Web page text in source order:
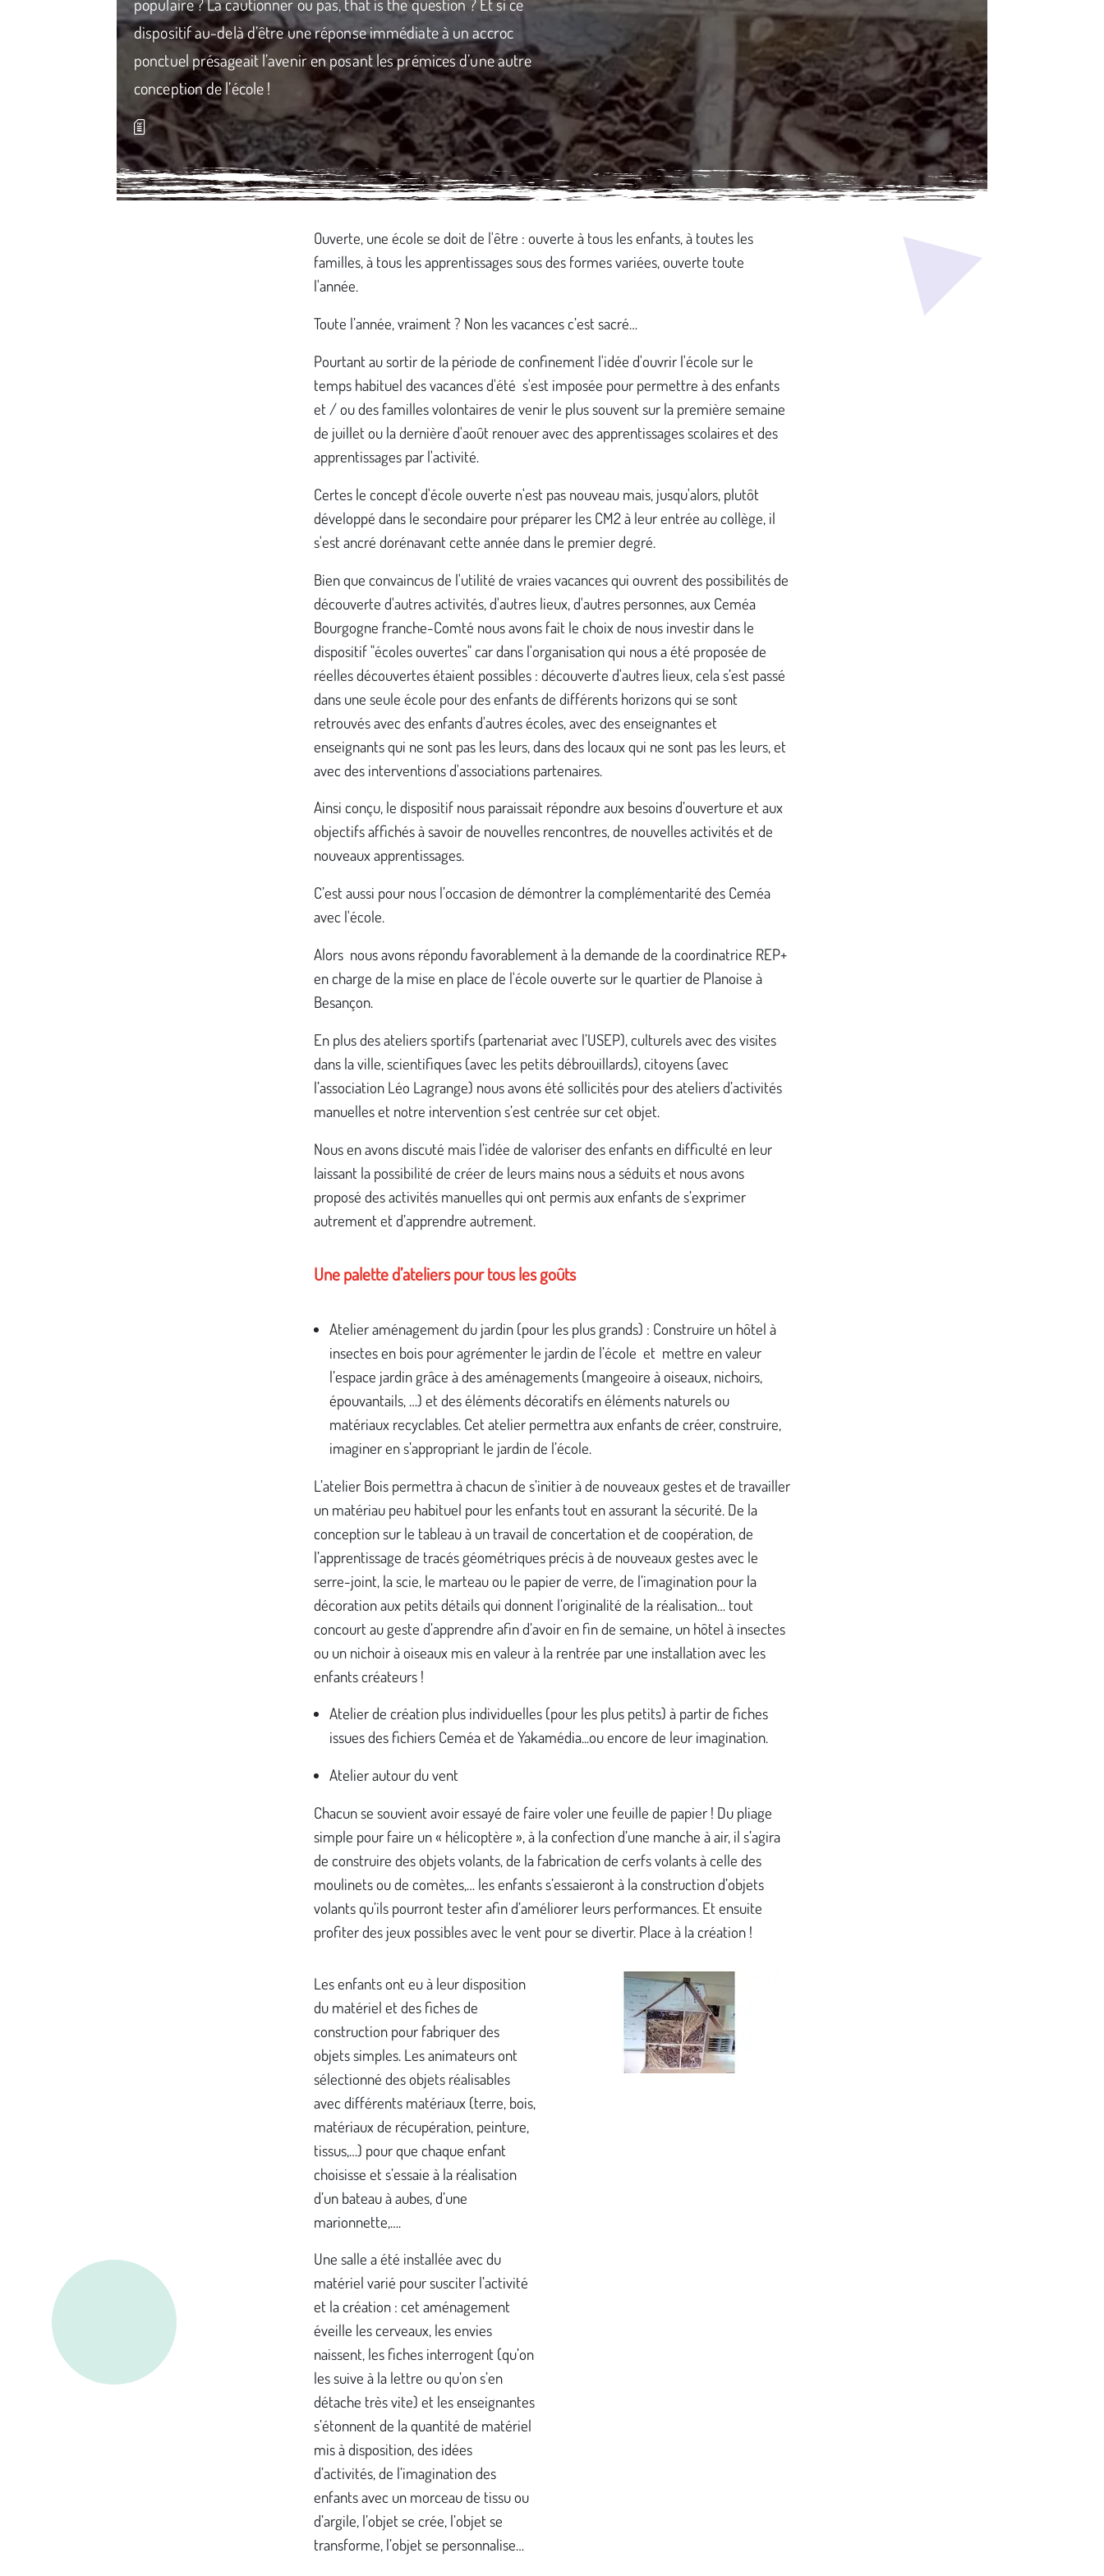
dispositif au-delà d’être une réponse immédiate à un accroc
ponctuel présageait l’avenir en posant les prémices d’une autre
conception de l’école !
Ouverte, une école se doit de l'être : ouverte à tous les enfants, à toutes les
familles, à tous les apprentissages sous des formes variées, ouverte toute
l'année.
Toute l’année, vraiment ? Non les vacances c’est sacré…
Pourtant au sortir de la période de confinement l'idée d'ouvrir l'école sur le
temps habituel des vacances d'été s'est imposée pour permettre à des enfants
et / ou des familles volontaires de venir le plus souvent sur la première semaine
de juillet ou la dernière d'août renouer avec des apprentissages scolaires et des
apprentissages par l'activité.
Certes le concept d'école ouverte n'est pas nouveau mais, jusqu'alors, plutôt
développé dans le secondaire pour préparer les CM2 à leur entrée au collège, il
s'est ancré dorénavant cette année dans le premier degré.
Bien que convaincus de l'utilité de vraies vacances qui ouvrent des possibilités de
découverte d'autres activités, d'autres lieux, d'autres personnes, aux Ceméa
Bourgogne franche-Comté nous avons fait le choix de nous investir dans le
dispositif "écoles ouvertes" car dans l'organisation qui nous a été proposée de
réelles découvertes étaient possibles : découverte d'autres lieux, cela s’est passé
dans une seule école pour des enfants de différents horizons qui se sont
retrouvés avec des enfants d'autres écoles, avec des enseignantes et
enseignants qui ne sont pas les leurs, dans des locaux qui ne sont pas les leurs, et
avec des interventions d'associations partenaires.
Ainsi conçu, le dispositif nous paraissait répondre aux besoins d’ouverture et aux
objectifs affichés à savoir de nouvelles rencontres, de nouvelles activités et de
nouveaux apprentissages.
C’est aussi pour nous l’occasion de démontrer la complémentarité des Ceméa
avec l'école.
Alors nous avons répondu favorablement à la demande de la coordinatrice REP+
en charge de la mise en place de l'école ouverte sur le quartier de Planoise à
Besançon.
En plus des ateliers sportifs (partenariat avec l’USEP), culturels avec des visites
dans la ville, scientifiques (avec les petits débrouillards), citoyens (avec
l’association Léo Lagrange) nous avons été sollicités pour des ateliers d’activités
manuelles et notre intervention s’est centrée sur cet objet.
Nous en avons discuté mais l’idée de valoriser des enfants en difficulté en leur
laissant la possibilité de créer de leurs mains nous a séduits et nous avons
proposé des activités manuelles qui ont permis aux enfants de s’exprimer
autrement et d’apprendre autrement.
Une palette d’ateliers pour tous les goûts
Atelier aménagement du jardin (pour les plus grands) : Construire un hôtel à
insectes en bois pour agrémenter le jardin de l’école et mettre en valeur
l’espace jardin grâce à des aménagements (mangeoire à oiseaux, nichoirs,
épouvantails, …) et des éléments décoratifs en éléments naturels ou
matériaux recyclables. Cet atelier permettra aux enfants de créer, construire,
imaginer en s’appropriant le jardin de l’école.
L’atelier Bois permettra à chacun de s’initier à de nouveaux gestes et de travailler
un matériau peu habituel pour les enfants tout en assurant la sécurité. De la
conception sur le tableau à un travail de concertation et de coopération, de
l’apprentissage de tracés géométriques précis à de nouveaux gestes avec le
serre-joint, la scie, le marteau ou le papier de verre, de l’imagination pour la
décoration aux petits détails qui donnent l’originalité de la réalisation… tout
concourt au geste d’apprendre afin d’avoir en fin de semaine, un hôtel à insectes
ou un nichoir à oiseaux mis en valeur à la rentrée par une installation avec les
enfants créateurs !
Atelier de création plus individuelles (pour les plus petits) à partir de fiches
issues des fichiers Ceméa et de Yakamédia...ou encore de leur imagination.
Atelier autour du vent
Chacun se souvient avoir essayé de faire voler une feuille de papier ! Du pliage
simple pour faire un « hélicoptère », à la confection d’une manche à air, il s’agira
de construire des objets volants, de la fabrication de cerfs volants à celle des
moulinets ou de comètes,… les enfants s’essaieront à la construction d’objets
volants qu’ils pourront tester afin d’améliorer leurs performances. Et ensuite
profiter des jeux possibles avec le vent pour se divertir. Place à la création !
Les enfants ont eu à leur disposition
du matériel et des fiches de
construction pour fabriquer des
objets simples. Les animateurs ont
sélectionné des objets réalisables
avec différents matériaux (terre, bois,
matériaux de récupération, peinture,
tissus,…) pour que chaque enfant
choisisse et s’essaie à la réalisation
d’un bateau à aubes, d’une
marionnette,….
Une salle a été installée avec du
matériel varié pour susciter l’activité
et la création : cet aménagement
éveille les cerveaux, les envies
naissent, les fiches interrogent (qu’on
les suive à la lettre ou qu’on s’en
détache très vite) et les enseignantes
s’étonnent de la quantité de matériel
mis à disposition, des idées
d’activités, de l’imagination des
enfants avec un morceau de tissu ou
d’argile, l’objet se crée, l’objet se
transforme, l’objet se personnalise…